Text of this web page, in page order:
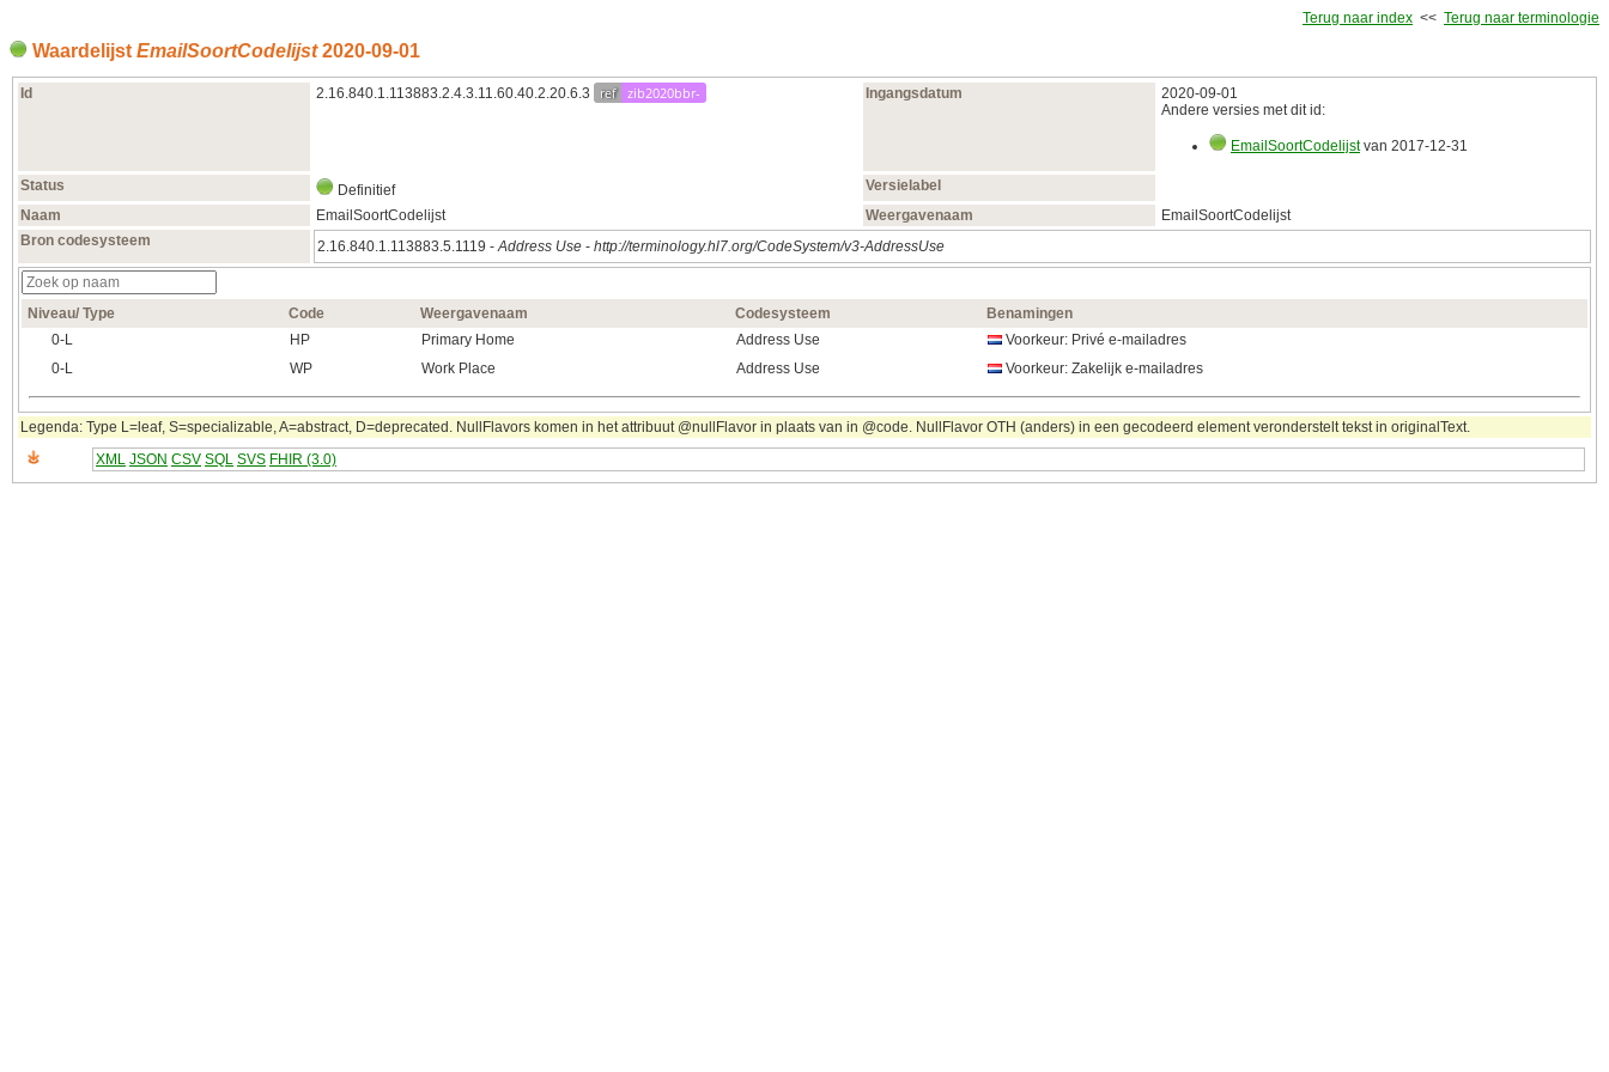
Terug naar index << Terug naar terminologie
Waardelijst EmailSoortCodelijst2020‑09‑01
Id 2.16.840.1.113883.2.4.3.11.60.40.2.20.6.3 ref zib2020bbr- Ingangsdatum
2020‑09‑01
Andere versies met dit id:
EmailSoortCodelijstvan 2017‑12‑31
Status Definitief
Versielabel
Naam
EmailSoortCodelijst Weergavenaam
EmailSoortCodelijst
Bron codesysteem
2.16.840.1.113883.5.1119 -Address Use - http://terminology.hl7.org/CodeSystem/v3-AddressUse
Niveau/ Type Code Weergavenaam Codesysteem
Benamingen
0‑L
HP Primary Home Address Use
Voorkeur: Privé e-mailadres
0‑L
WP Work Place Address Use Voorkeur: Zakelijk e-mailadres
Legenda: Type L=leaf, S=specializable, A=abstract, D=deprecated. NullFlavors komen in het attribuut @nullFlavor in plaats van in @code. NullFlavor OTH (anders) in een gecodeerd element veronderstelt tekst in originalText.
XML JSON CSV SQL SVS FHIR (3.0)